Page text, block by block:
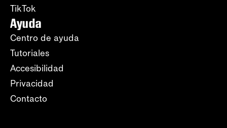
TikTok
Ayuda
Centro de ayuda
Tutoriales
Accesibilidad
Privacidad
Contacto